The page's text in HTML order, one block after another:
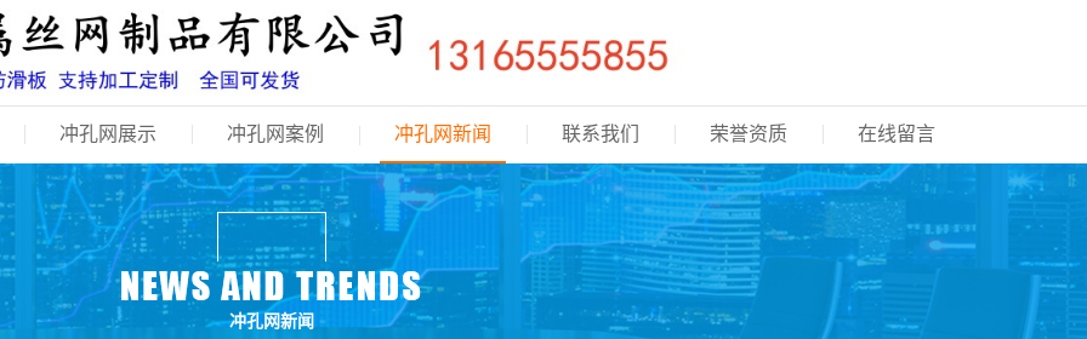
冲孔网展示 冲孔网案例 冲孔网新闻 联系我们 荣誉资质 在线留言
冲孔网新闻